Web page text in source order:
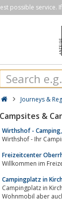
possible service.
Journeys &
Campsites &
Wirthshof -
Freizeitcenter
Willkommen im
Campingplatz in
Campingplatz in
Wohnmobil aber